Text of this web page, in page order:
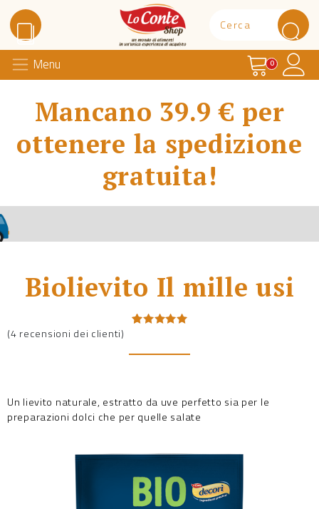
Lo Conte Shop
Menu Carrello
0
Mancano 39.9 € per
ottenere la spedizione
gratuita!
Biolievito Il mille usi
su base
(4 recensioni dei clienti)
Un lievito naturale, estratto da uve perfetto sia per le
preparazioni dolci che per quelle salate